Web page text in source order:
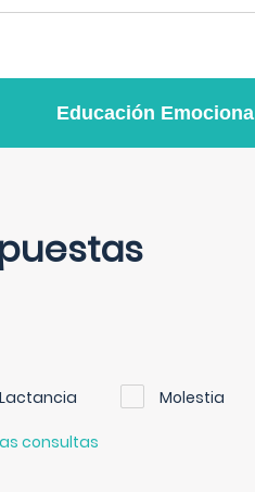
Educación Emocional
Lactancia Molestia
consultas